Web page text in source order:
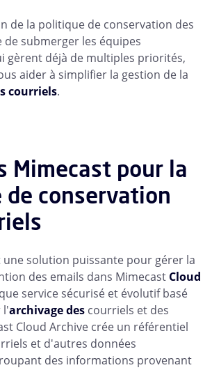
de la politique de conservation des
de submerger les équipes
gèrent déjà de multiples priorités,
aider à simplifier la gestion de la
courriels.
Mimecast pour la
conservation
solution puissante pour gérer la
des emails dans Mimecast Cloud
service sécurisé et évolutif basé
l'archivage des courriels et des
Cloud Archive crée un référentiel
et d'autres données
des informations provenant